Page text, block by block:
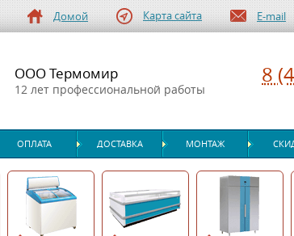
Домой Карта сайта E-mail
ООО Термомир
12 лет профессиональной работы
8
ОПЛАТА ДОСТАВКА МОНТАЖ